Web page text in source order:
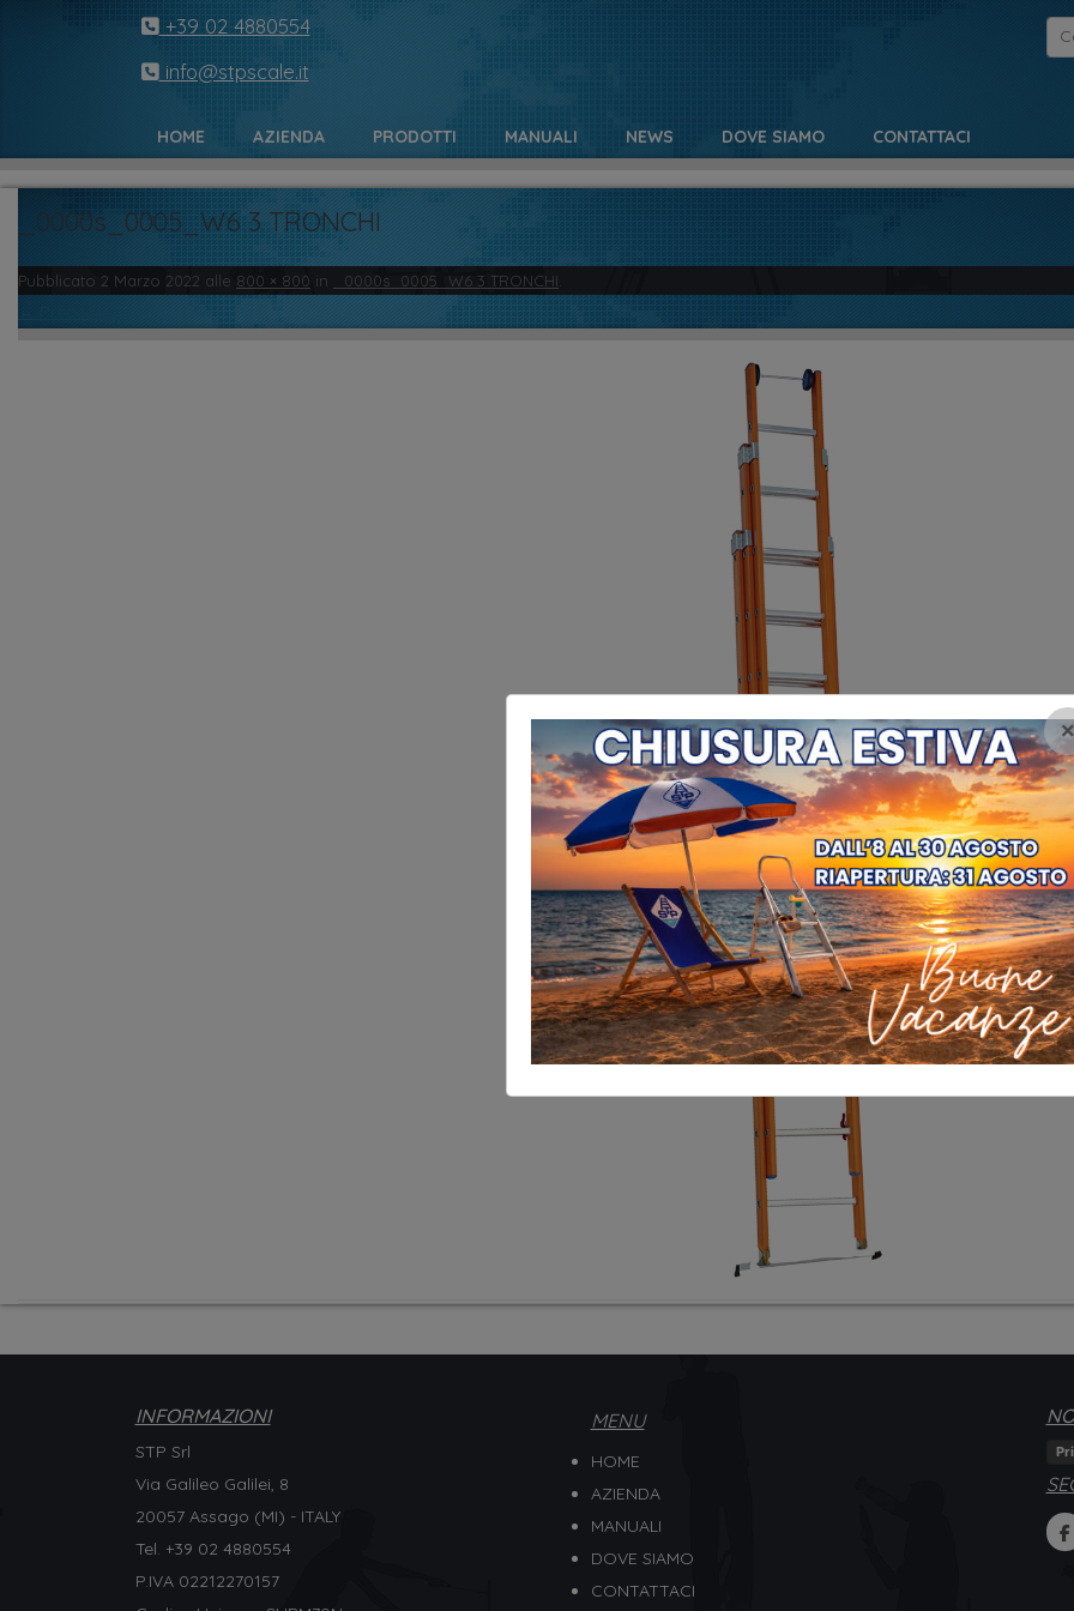
+39 02 4880554
info@stpscale.it
HOME AZIENDA PRODOTTI MANUALI NEWS DOVE SIAMO CONTATTACI
_0000s_0005_W6 3 TRONCHI
Pubblicato 2 Marzo 2022 alle 800 × 800 in _0000s_0005_W6 3 TRONCHI
INFORMAZIONI
STP Srl
Via Galileo Galilei, 8
20057 Assago (MI) - ITALY
Tel. +39 02 4880554
P.IVA 02212270157
MENU
HOME
AZIENDA
MANUALI
DOVE SIAMO
CONTATTACI
×